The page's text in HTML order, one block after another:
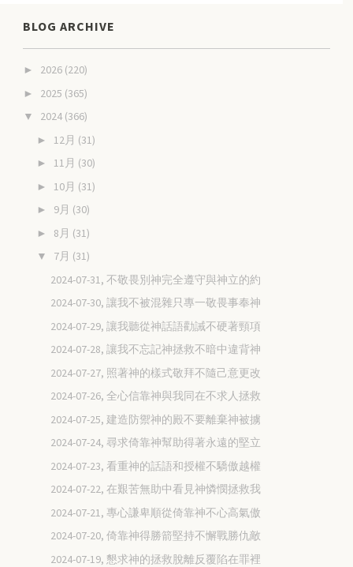
BLOG ARCHIVE
► 2026 (220)
► 2025 (365)
▼ 2024 (366)
► 12月 (31)
► 11月 (30)
► 10月 (31)
► 9月 (30)
► 8月 (31)
▼ 7月 (31)
2024-07-31, 不敬畏別神完全遵守與神立的約
2024-07-30, 讓我不被混雜只專一敬畏事奉神
2024-07-29, 讓我聽從神話語勸誡不硬著頸項
2024-07-28, 讓我不忘記神拯救不暗中違背神
2024-07-27, 照著神的樣式敬拜不隨己意更改
2024-07-26, 全心信靠神與我同在不求人拯救
2024-07-25, 建造防禦神的殿不要離棄神被擄
2024-07-24, 尋求倚靠神幫助得著永遠的堅立
2024-07-23, 看重神的話語和授權不驕傲越權
2024-07-22, 在艱苦無助中看見神憐憫拯救我
2024-07-21, 專心謙卑順從倚靠神不心高氣傲
2024-07-20, 倚靠神得勝箭堅持不懈戰勝仇敵
2024-07-19, 懇求神的拯救脫離反覆陷在罪裡